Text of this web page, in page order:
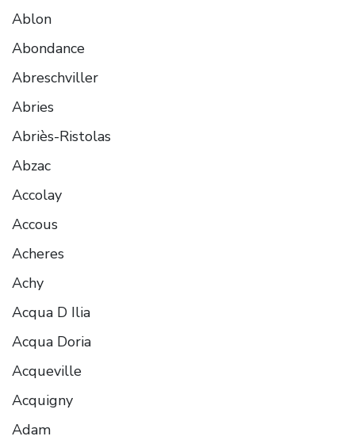
Ablon
Abondance
Abreschviller
Abries
Abriès-Ristolas
Abzac
Accolay
Accous
Acheres
Achy
Acqua D Ilia
Acqua Doria
Acqueville
Acquigny
Adam